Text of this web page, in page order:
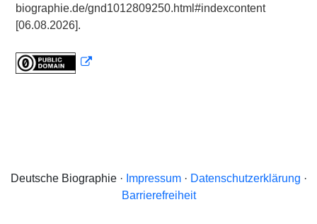
biographie.de/gnd1012809250.html#indexcontent
[06.08.2026].
Deutsche Biographie · Impressum· Datenschutzerklärung ·
Barrierefreiheit